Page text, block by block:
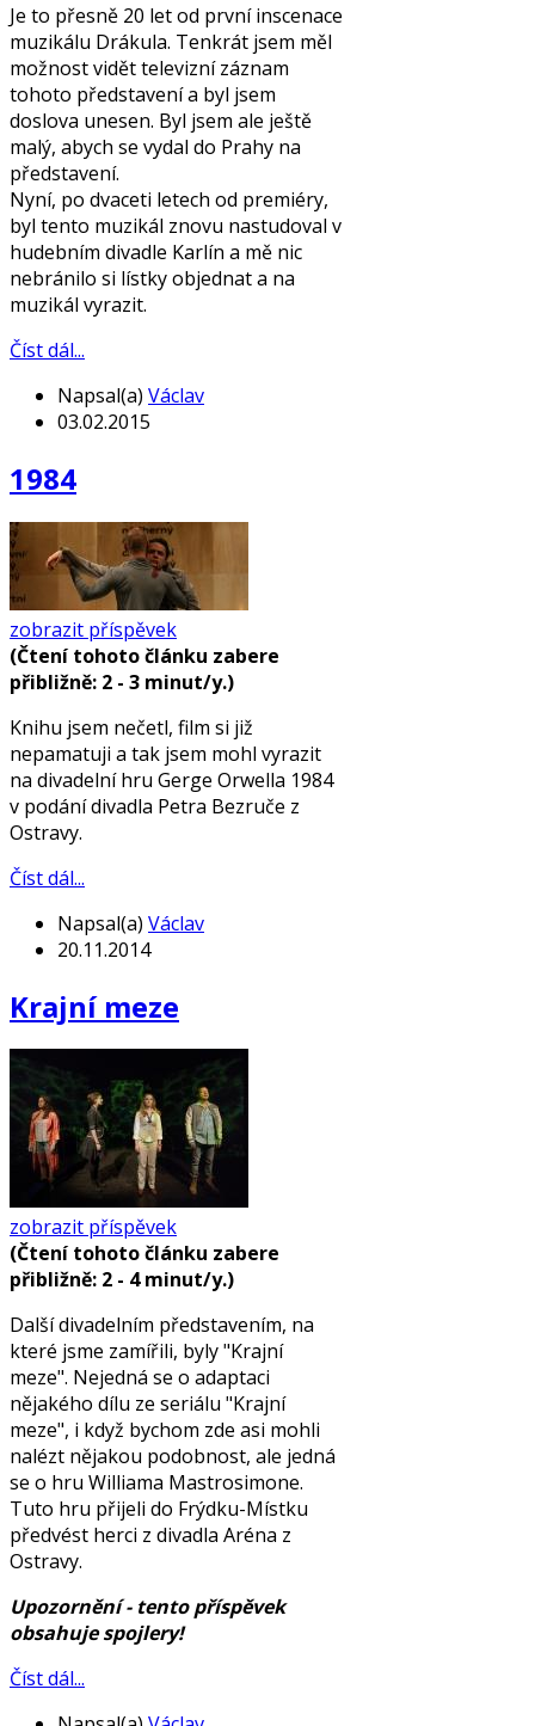
Je to přesně 20 let od první inscenace
muzikálu Drákula. Tenkrát jsem měl
možnost vidět televizní záznam
tohoto představení a byl jsem
doslova unesen. Byl jsem ale ještě
malý, abych se vydal do Prahy na
představení.
Nyní, po dvaceti letech od premiéry,
byl tento muzikál znovu nastudoval v
hudebním divadle Karlín a mě nic
nebránilo si lístky objednat a na
muzikál vyrazit.
Číst dál...
Napsal(a) Václav
03.02.2015
1984
zobrazit příspěvek
(Čtení tohoto článku zabere
přibližně: 2 - 3 minut/y.)
Knihu jsem nečetl, film si již
nepamatuji a tak jsem mohl vyrazit
na divadelní hru Gerge Orwella 1984
v podání divadla Petra Bezruče z
Ostravy.
Číst dál...
Napsal(a) Václav
20.11.2014
Krajní meze
zobrazit příspěvek
(Čtení tohoto článku zabere
přibližně: 2 - 4 minut/y.)
Další divadelním představením, na
které jsme zamířili, byly "Krajní
meze". Nejedná se o adaptaci
nějakého dílu ze seriálu "Krajní
meze", i když bychom zde asi mohli
nalézt nějakou podobnost, ale jedná
se o hru Williama Mastrosimone.
Tuto hru přijeli do Frýdku-Místku
předvést herci z divadla Aréna z
Ostravy.
Upozornění - tento příspěvek
obsahuje spojlery!
Číst dál...